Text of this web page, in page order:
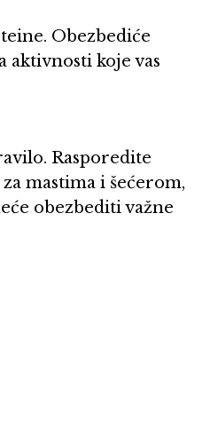
Obezbediće
aktivnosti koje vas
Rasporedite
mastima i šećerom,
obezbediti važne